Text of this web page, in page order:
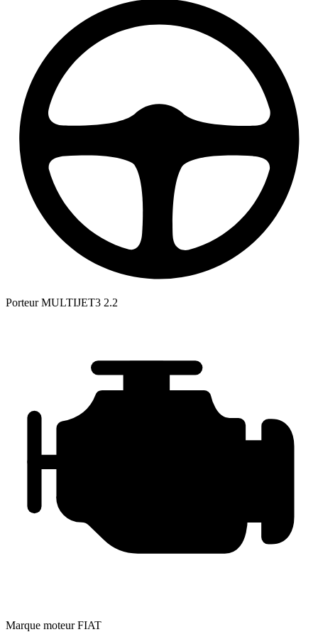
Porteur MULTIJET3 2.2
Marque moteur FIAT